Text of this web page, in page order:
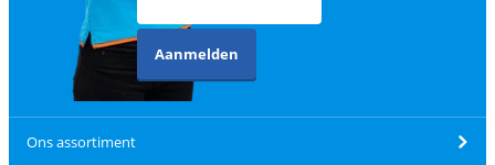
Aanmelden
Ons assortiment